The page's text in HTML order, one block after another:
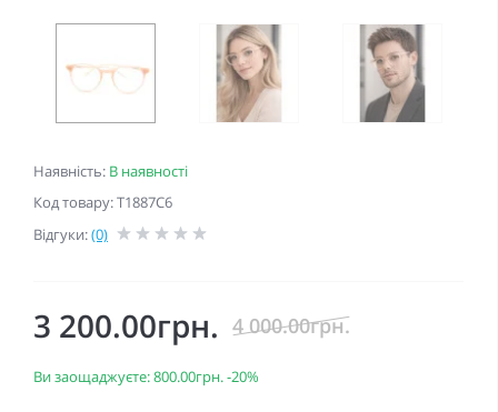
Наявність: В наявності
Код товару: T1887C6
Відгуки:(0)
3 200.00грн. 4 000.00грн.
Ви заощаджуєте:800.00грн.-20%